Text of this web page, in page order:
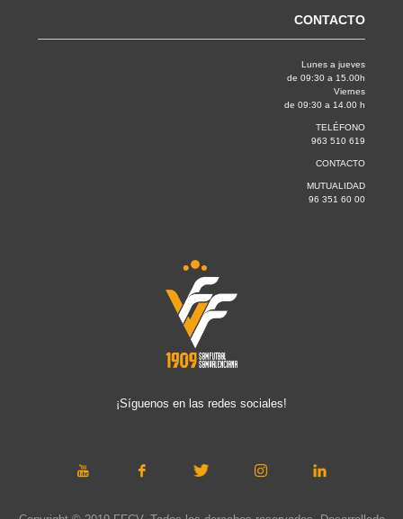
CONTACTO
Lunes a jueves
de 09:30 a 15.00h
Viernes
de 09:30 a 14.00 h
TELÉFONO
963 510 619
CONTACTO
MUTUALIDAD
96 351 60 00
¡Síguenos en las redes sociales!